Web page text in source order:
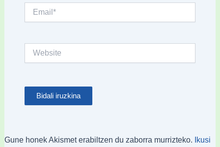
Gune honek Akismet erabiltzen du zaborra murrizteko.
Ikusi